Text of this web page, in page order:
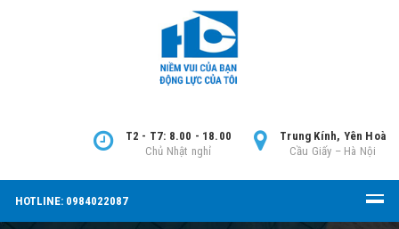
Trung Kính, Yên Hoà
Cầu Giấy – Hà Nội
T2 - T7: 8.00 - 18.00
Chủ Nhật nghỉ
HOTLINE: 0984022087